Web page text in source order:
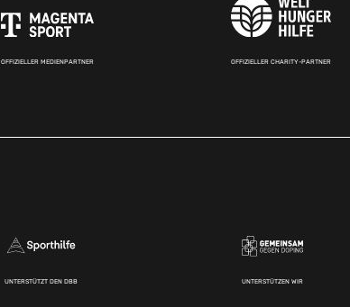
OFFIZIELLER MEDIENPARTNER OFFIZIELLER CHARITY-PARTNER
UNTERSTÜTZT DEN DBB UNTERSTÜTZEN WIR